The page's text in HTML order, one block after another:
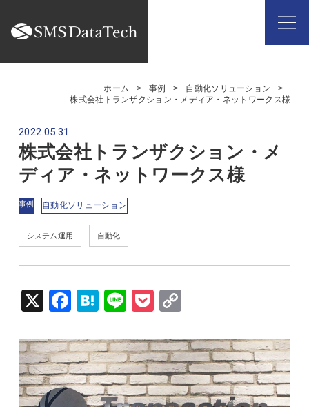
ホーム 事例
自動化ソリューション
株式会社トランザクション・メディア・ネットワークス様
2022.05.31
株式会社トランザクション・メ
ディア・ネットワークス様
事例 自動化ソリューション
システム運用 自動化
X
Fac
ok
Hat
Lin
Poc Cop
nk